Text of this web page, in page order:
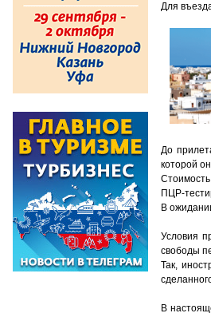
Для
До
которой
ПЦР-
В
Условия
свободы
Так,
В